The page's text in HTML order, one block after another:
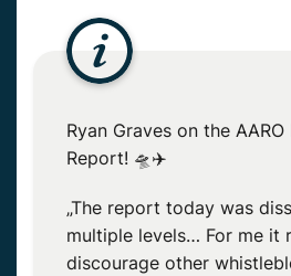
Ryan Graves on the
Report! 🛸✈️
„The report today was
multiple levels… For me it
discourage other